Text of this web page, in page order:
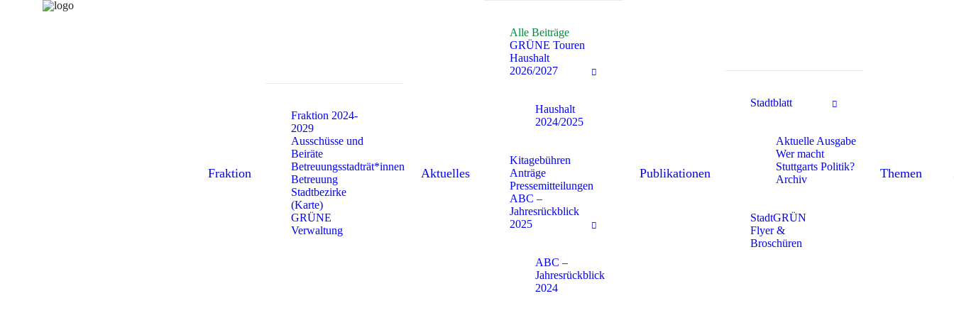
Fraktion
Fraktion 2024-
2029
Ausschüsse und
Beiräte
Betreuungsstadträt*innen
Betreuung
Stadtbezirke
(Karte)
GRÜNE
Verwaltung
Aktuelles
Alle Beiträge
GRÜNE Touren
Haushalt
2026/2027
Haushalt
2024/2025
Kitagebühren
Anträge
Pressemitteilungen
ABC –
Jahresrückblick
2025
ABC –
Jahresrückblick
2024
Publikationen
Stadtblatt
Aktuelle Ausgabe
Wer macht
Stuttgarts Politik?
Archiv
StadtGRÜN
Flyer &
Broschüren
Themen